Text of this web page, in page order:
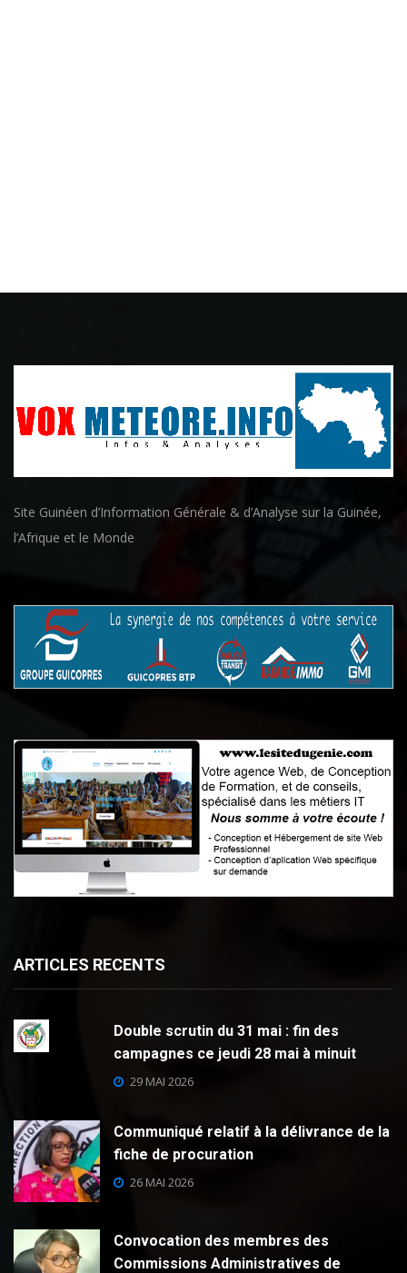
Site Guinéen d’Information Générale & d’Analyse sur la Guinée,
l’Afrique et le Monde
ARTICLES RECENTS
Double scrutin du 31 mai : fin des
campagnes ce jeudi 28 mai à minuit
29 MAI 2026
Communiqué relatif à la délivrance de la
fiche de procuration
26 MAI 2026
Convocation des membres des
Commissions Administratives de